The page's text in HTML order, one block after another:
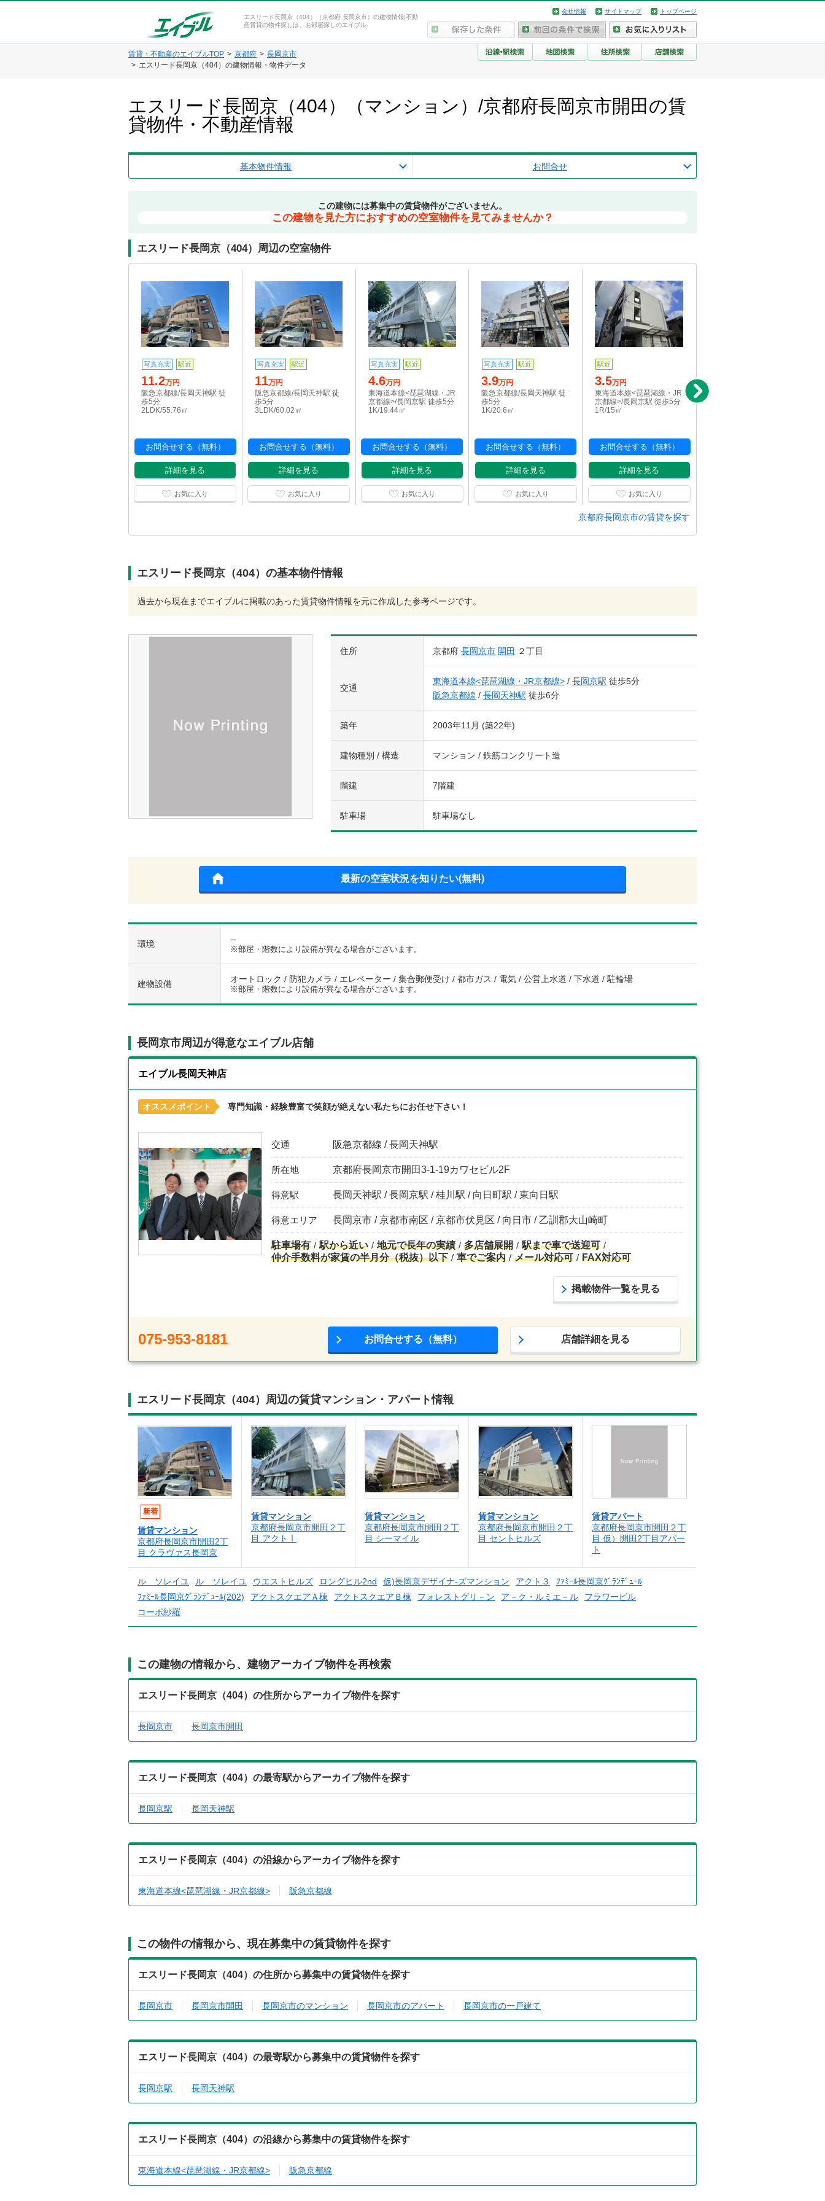
エスリード長岡京（404）（京都府 長岡京市）の建物情報|不動
産賃貸の物件探しは、お部屋探しのエイブル
会社情報 サイトマップ トップページ
賃貸・不動産のエイブルTOP 京都府
長岡京市
エスリード長岡京（404）の建物情報・物件データ
エスリード長岡京（404）（マンション）/京都府長岡京市開田の賃
貸物件・不動産情報
基本物件情報 お問合せ
この建物には募集中の賃貸物件がございません。
この建物を見た方におすすめの空室物件を見てみませんか？
エスリード長岡京（404）周辺の空室物件
写真充実 駅近
11.2万円
阪急京都線/長岡天神駅 徒
歩5分
2LDK/55.76㎡
お問合せする（無料）
詳細を見る
お気に入り
写真充実 駅近
11万円
阪急京都線/長岡天神駅 徒
歩5分
3LDK/60.02㎡
お問合せする（無料）
詳細を見る
お気に入り
写真充実 駅近
4.6万円
東海道本線<琵琶湖線・JR
京都線>/長岡京駅 徒歩5分
1K/19.44㎡
お問合せする（無料）
詳細を見る
お気に入り
写真充実 駅近
3.9万円
阪急京都線/長岡天神駅 徒
歩5分
1K/20.6㎡
お問合せする（無料）
詳細を見る
お気に入り
駅近
3.5万円
東海道本線<琵琶湖線・JR
京都線>/長岡京駅 徒歩5分
1R/15㎡
お問合せする（無料）
詳細を見る
お気に入り
東海道本線<琵琶湖線・JR
京都府長岡京市の賃貸を探す
エスリード長岡京（404）の基本物件情報
過去から現在までエイブルに掲載のあった賃貸物件情報を元に作成した参考ページです。
住所 京都府 長岡京市 開田 ２丁目
交通
東海道本線<琵琶湖線・JR京都線> / 長岡京駅 徒歩5分
阪急京都線 / 長岡天神駅 徒歩6分
築年 2003年11月 (築22年)
建物種別 / 構造 マンション / 鉄筋コンクリート造
階建 7階建
駐車場 駐車場なし
最新の空室状況を知りたい(無料)
環境 --
※部屋・階数により設備が異なる場合がございます。
建物設備 オートロック / 防犯カメラ / エレベーター / 集合郵便受け / 都市ガス / 電気 / 公営上水道 / 下水道 / 駐輪場
※部屋・階数により設備が異なる場合がございます。
長岡京市周辺が得意なエイブル店舗
エイブル長岡天神店
オススメポイント 専門知識・経験豊富で笑顔が絶えない私たちにお任せ下さい！
交通 阪急京都線 / 長岡天神駅
所在地 京都府長岡京市開田3-1-19カワセビル2F
得意駅 長岡天神駅 / 長岡京駅 / 桂川駅 / 向日町駅 / 東向日駅
得意エリア 長岡京市 / 京都市南区 / 京都市伏見区 / 向日市 / 乙訓郡大山崎町
駐車場有 駅から近い 地元で長年の実績 多店舗展開
駅まで車で送迎可
仲介手数料が家賃の半月分（税抜）以下
車でご案内 メール対応可 FAX対応可
掲載物件一覧を見る
075-953-8181 お問合せする（無料） 店舗詳細を見る
エスリード長岡京（404）周辺の賃貸マンション・アパート情報
新着
賃貸マンション
京都府長岡京市開田2丁
目 クラヴァス長岡京
賃貸マンション
京都府長岡京市開田２丁
目 アクトⅠ
賃貸マンション
京都府長岡京市開田２丁
目 シーマイル
賃貸マンション
京都府長岡京市開田２丁
目 セントヒルズ
賃貸アパート
京都府長岡京市開田２丁
目 仮）開田2丁目アパー
ト
ル ソレイユ ル ソレイユ ウエストヒルズ ロングヒル2nd 仮)長岡京デザイナ-ズマンション アクト３
ﾌｧﾐｰﾙ長岡京ｸﾞﾗﾝﾃﾞｭｰﾙ
ﾌｧﾐｰﾙ長岡京ｸﾞﾗﾝﾃﾞｭｰﾙ(202)
アクトスクエアＡ棟 アクトスクエアＢ棟 フォレストグリ－ン ア－ク・ルミエ－ル
フラワービル
コーポ紗羅
この建物の情報から、建物アーカイブ物件を再検索
エスリード長岡京（404）の住所からアーカイブ物件を探す
長岡京市 長岡京市開田
エスリード長岡京（404）の最寄駅からアーカイブ物件を探す
長岡京駅 長岡天神駅
エスリード長岡京（404）の沿線からアーカイブ物件を探す
東海道本線<琵琶湖線・JR京都線> 阪急京都線
この物件の情報から、現在募集中の賃貸物件を探す
エスリード長岡京（404）の住所から募集中の賃貸物件を探す
長岡京市 長岡京市開田 長岡京市のマンション 長岡京市のアパート 長岡京市の一戸建て
エスリード長岡京（404）の最寄駅から募集中の賃貸物件を探す
長岡京駅 長岡天神駅
エスリード長岡京（404）の沿線から募集中の賃貸物件を探す
東海道本線<琵琶湖線・JR京都線> 阪急京都線